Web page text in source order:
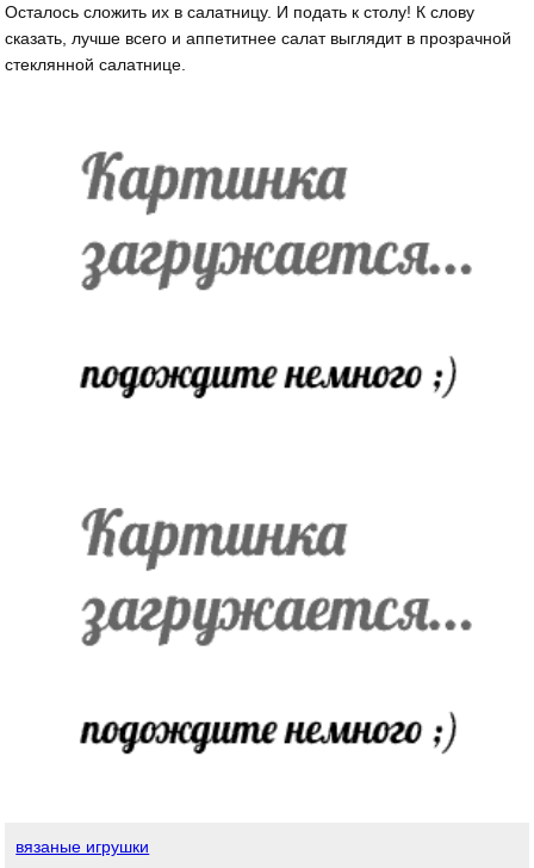
Осталось сложить их в салатницу. И подать к столу! К слову
сказать, лучше всего и аппетитнее салат выглядит в прозрачной
стеклянной салатнице.
вязаные игрушки